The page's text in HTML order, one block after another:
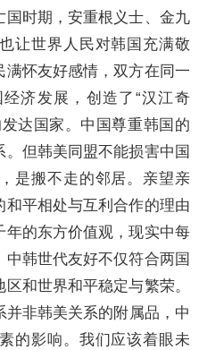
时期，安重根义士、金九
让世界人民对韩国充满敬
怀友好感情，双方在同一
济发展，创造了“汉江奇
达国家。中国尊重韩国的
但韩美同盟不能损害中国
是搬不走的邻居。亲望亲
平相处与互利合作的理由
的东方价值观，现实中每
韩世代友好不仅符合两国
和世界和平稳定与繁荣。
并非韩美关系的附属品，中
的影响。我们应该着眼未